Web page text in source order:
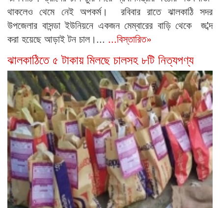
থাকলেও থেমে নেই অপকর্ম। রবিবার রাতে ঝালকাঠি সদর
উপজেলার বাসন্ডা ইউনিয়নে একজন মেম্বারের বাড়ি থেকে জ'ব্দ
করা হয়েছে আড়াই টন চাল।... ...বিস্তারিত»
ঝালকাঠিতে ৫ টাকায় ‍মিলছে চালসহ ৮টি নিত্যপণ্য